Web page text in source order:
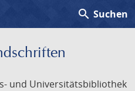
search Suchen
und Universitätsbibliothek